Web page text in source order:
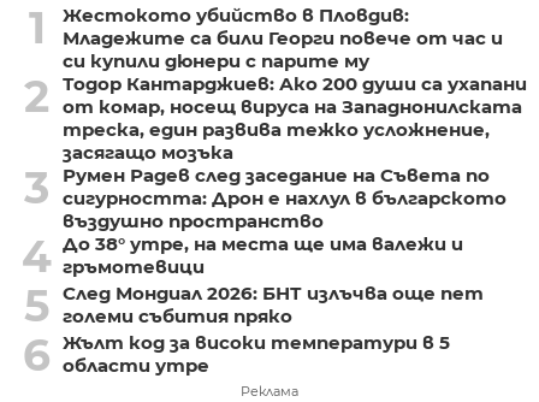
1
Жестокото убийство в Пловдив:
Младежите са били Георги повече от час и
си купили дюнери с парите му
2
Тодор Кантарджиев: Ако 200 души са ухапани
от комар, носещ вируса на Западнонилската
треска, един развива тежко усложнение,
засягащо мозъка
3
Румен Радев след заседание на Съвета по
сигурността: Дрон е нахлул в българското
въздушно пространство
4 До 38° утре, на места ще има валежи и
гръмотевици
5 След Мондиал 2026: БНТ излъчва още пет
големи събития пряко
6 Жълт код за високи температури в 5
области утре
Реклама